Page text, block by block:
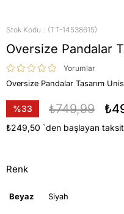
Stok Kodu (TT-14538615)
Oversize Pandalar
Yorumlar
Oversize Pandalar Tasarım
%33
İndirim
₺749,99
₺249,50 `den başlayan
Renk
Beyaz Siyah